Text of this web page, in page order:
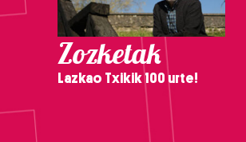
Zozketak
Lazkao Txikik 100 urte!